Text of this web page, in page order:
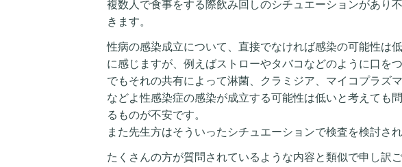
複数人で食事をする際飲み回しのシチュエーションがあり
きます。
性病の感染成立について、直接でなければ感染の可能性は
に感じますが、例えばストローやタバコなどのように口を
でもそれの共有によって淋菌、クラミジア、マイコプラズ
などよ性感染症の感染が成立する可能性は低いと考えても
るものが不安です。
また先生方はそういったシチュエーションで検査を検討さ
たくさんの方が質問されているような内容と類似で申し訳